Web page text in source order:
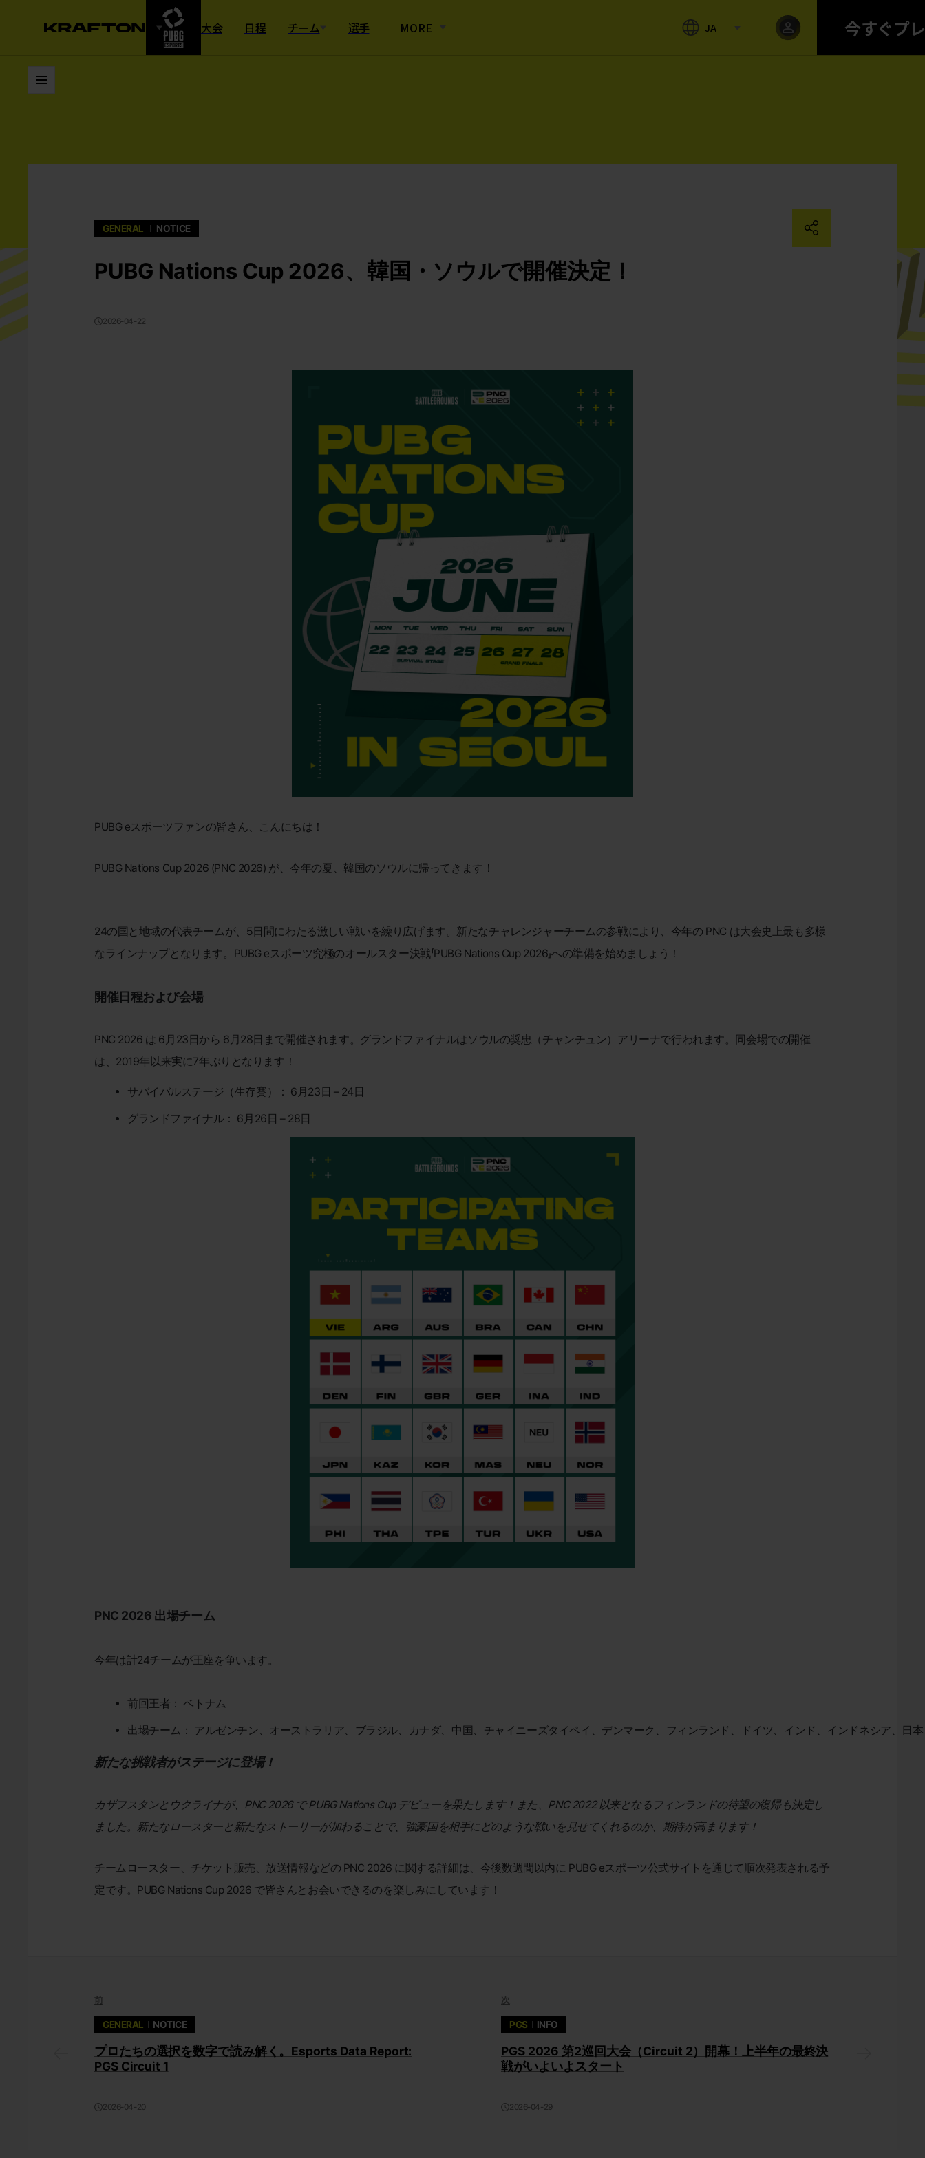
大会 日程 チーム 選手 MORE JA 今すぐプ
GENERAL NOTICE
PUBG Nations Cup 2026、韓国・ソウルで開催決定！
2026-04-22
PUBG eスポーツファンの皆さん、こんにちは！
PUBG Nations Cup 2026 (PNC 2026) が、今年の夏、韓国のソウルに帰ってきます！
24の国と地域の代表チームが、5日間にわたる激しい戦いを繰り広げます。新たなチャレンジャーチームの参戦により、今年の PNC は大会史上最も多様
なラインナップとなります。PUBG eスポーツ究極のオールスター決戦「PUBG Nations Cup 2026」への準備を始めましょう！
開催日程および会場
PNC 2026 は 6月23日から 6月28日まで開催されます。グランドファイナルはソウルの奨忠（チャンチュン）アリーナで行われます。同会場での開催
は、2019年以来実に7年ぶりとなります！
サバイバルステージ（生存賽）： 6月23日 – 24日
グランドファイナル： 6月26日 – 28日
PNC 2026 出場チーム
今年は計24チームが王座を争います。
前回王者： ベトナム
出場チーム： アルゼンチン、オーストラリア、ブラジル、カナダ、中国、チャイニーズタイペイ、デンマーク、フィンランド、ドイツ、インド、インドネシア、
新たな挑戦者がステージに登場！
カザフスタンとウクライナが、PNC 2026 で PUBG Nations Cup デビューを果たします！また、PNC 2022 以来となるフィンランドの待望の復帰も決定し
ました。新たなロースターと新たなストーリーが加わることで、強豪国を相手にどのような戦いを見せてくれるのか、期待が高まります！
チームロースター、チケット販売、放送情報などの PNC 2026 に関する詳細は、今後数週間以内に PUBG eスポーツ公式サイトを通じて順次発表される予
定です。PUBG Nations Cup 2026 で皆さんとお会いできるのを楽しみにしています！
前
GENERAL NOTICE
プロたちの選択を数字で読み解く。Esports Data Report:
PGS Circuit 1
2026-04-20
次
PGS INFO
PGS 2026 第2巡回大会（Circuit 2）開幕！上半年の最終決
戦がいよいよスタート
2026-04-29